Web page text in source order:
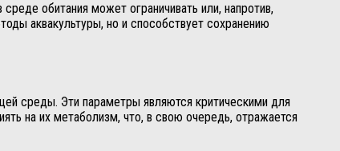
обитания может ограничивать или, напротив,
аквакультуры, но и способствует сохранению
среды. Эти параметры являются критическими для
на их метаболизм, что, в свою очередь, отражается